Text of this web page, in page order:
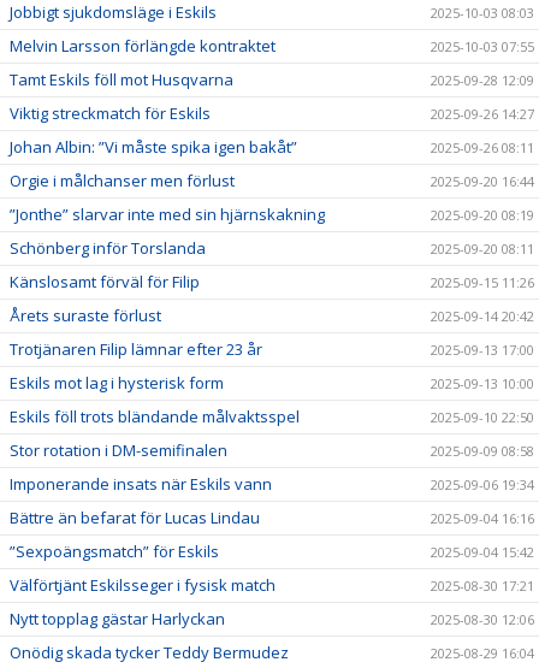
Jobbigt sjukdomsläge i Eskils 2025-10-03 08:03
Melvin Larsson förlängde kontraktet 2025-10-03 07:55
Tamt Eskils föll mot Husqvarna 2025-09-28 12:09
Viktig streckmatch för Eskils 2025-09-26 14:27
Johan Albin: ”Vi måste spika igen bakåt” 2025-09-26 08:11
Orgie i målchanser men förlust 2025-09-20 16:44
”Jonthe” slarvar inte med sin hjärnskakning 2025-09-20 08:19
Schönberg inför Torslanda 2025-09-20 08:11
Känslosamt förväl för Filip 2025-09-15 11:26
Årets suraste förlust 2025-09-14 20:42
Trotjänaren Filip lämnar efter 23 år 2025-09-13 17:00
Eskils mot lag i hysterisk form 2025-09-13 10:00
Eskils föll trots bländande målvaktsspel 2025-09-10 22:50
Stor rotation i DM-semifinalen 2025-09-09 08:58
Imponerande insats när Eskils vann 2025-09-06 19:34
Bättre än befarat för Lucas Lindau 2025-09-04 16:16
”Sexpoängsmatch” för Eskils 2025-09-04 15:42
Välförtjänt Eskilsseger i fysisk match 2025-08-30 17:21
Nytt topplag gästar Harlyckan 2025-08-30 12:06
Onödig skada tycker Teddy Bermudez 2025-08-29 16:04